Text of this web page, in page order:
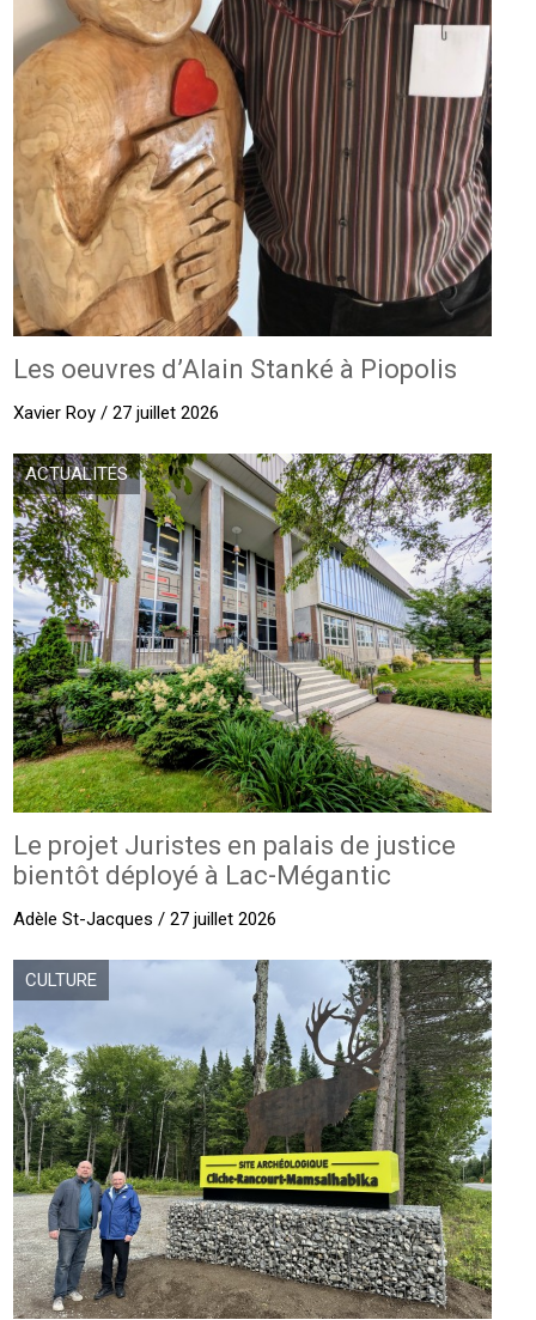
Les oeuvres d’Alain Stanké à Piopolis
Xavier Roy / 27 juillet 2026
ACTUALITÉS
Le projet Juristes en palais de justice
bientôt déployé à Lac-Mégantic
Adèle St-Jacques / 27 juillet 2026
CULTURE